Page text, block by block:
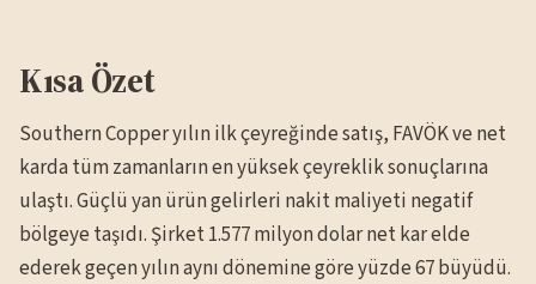
Kısa Özet
Southern Copper yılın ilk çeyreğinde satış, FAVÖK ve net
karda tüm zamanların en yüksek çeyreklik sonuçlarına
ulaştı. Güçlü yan ürün gelirleri nakit maliyeti negatif
bölgeye taşıdı. Şirket 1.577 milyon dolar net kar elde
ederek geçen yılın aynı dönemine göre yüzde 67 büyüdü.